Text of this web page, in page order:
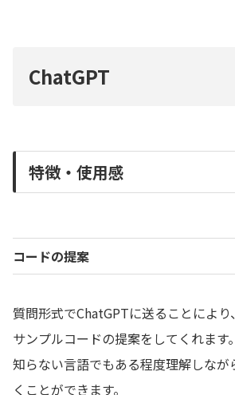
ChatGPT
特徴・使用感
コードの提案
質問形式でChatGPTに送ることにより
サンプルコードの提案をしてくれます
知らない言語でもある程度理解しなが
くことができます。